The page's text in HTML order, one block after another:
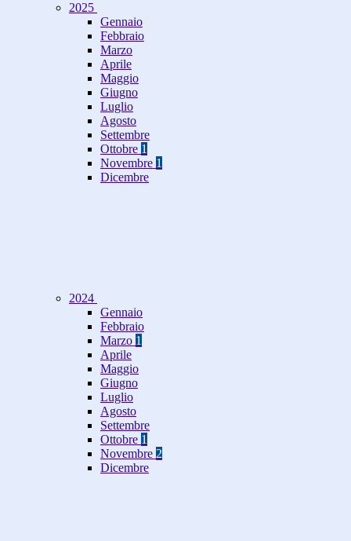
2025
Gennaio
Febbraio
Marzo
Aprile
Maggio
Giugno
Luglio
Agosto
Settembre
Ottobre 1
Novembre 1
Dicembre
2024
Gennaio
Febbraio
Marzo 1
Aprile
Maggio
Giugno
Luglio
Agosto
Settembre
Ottobre 1
Novembre 2
Dicembre